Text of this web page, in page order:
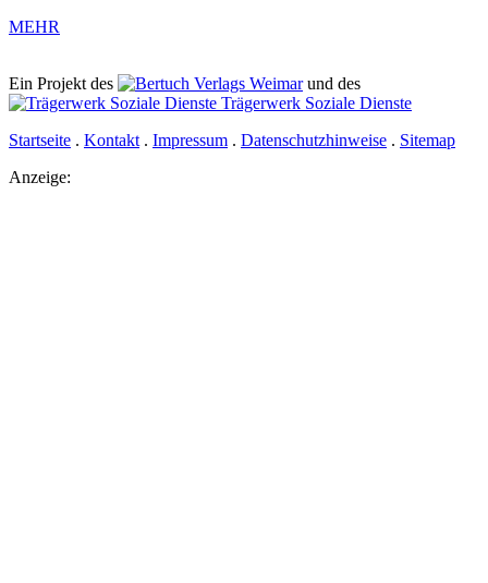
MEHR
Ein Projekt des Verlags Weimarund des
Trägerwerk Soziale Dienste
Startseite . Kontakt . Impressum . Datenschutzhinweise . Sitemap
Anzeige: